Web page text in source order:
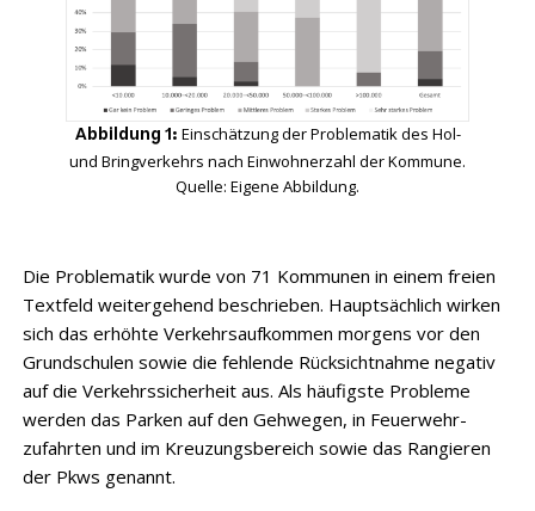
Abbildung 1: Einschätzung der Problematik des Hol-
und Bringverkehrs nach Einwohnerzahl der ­Kommune.
Quelle: Eigene Abbildung.
Die Problematik wurde von 71 Kommunen in einem freien
Textfeld weitergehend beschrieben. Hauptsächlich wirken
sich das erhöhte Verkehrsaufkommen morgens vor den
Grundschulen sowie die fehlende Rücksichtnahme negativ
auf die Verkehrssicherheit aus. Als häufigste Probleme
werden das Parken auf den Gehwegen, in Feuerwehr­
zufahrten und im Kreuzungsbereich sowie das Rangieren
der Pkws genannt.